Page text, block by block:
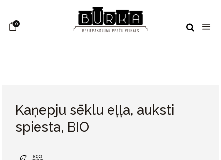
0
Kaņepju sēklu eļļa, auksti
spiesta, BIO